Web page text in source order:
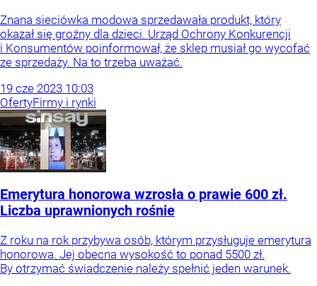
Znana sieciówka modowa sprzedawała produkt, który
okazał się groźny dla dzieci. Urząd Ochrony Konkurencji
i Konsumentów poinformował, że sklep musiał go wycofać
ze sprzedaży. Na to trzeba uważać.
19 cze 2023 10:03
OfertyFirmy i rynki
Emerytura honorowa wzrosła o prawie 600 zł.
Liczba uprawnionych rośnie
Z roku na rok przybywa osób, którym przysługuje emerytura
honorowa. Jej obecna wysokość to ponad 5500 zł.
By otrzymać świadczenie należy spełnić jeden warunek.